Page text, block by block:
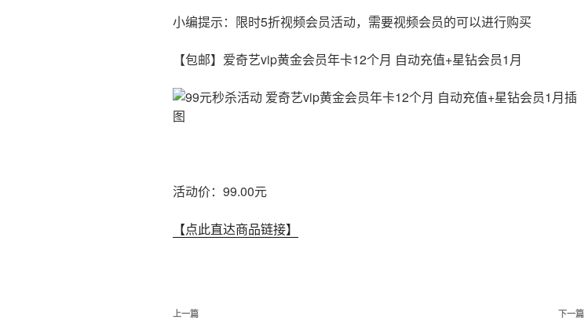
小编提示：限时5折视频会员活动，需要视频会员的可以进行购买
【包邮】爱奇艺vip黄金会员年卡12个月 自动充值+星钻会员1月
活动价：99.00元
【点此直达商品链接】
文
上
上一篇
下
下一篇